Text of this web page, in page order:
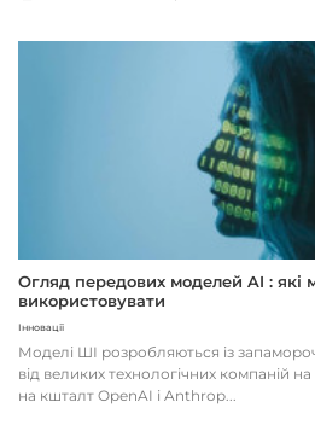
Огляд передових моделей AI : які
використовувати
Інновації
Моделі ШІ розробляються із
від великих технологічних компаній
на кшталт OpenAI і Anthrop...